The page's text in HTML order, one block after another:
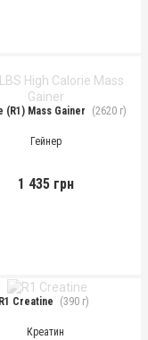
(R1) Mass Gainer (2620 г)
Гейнер
1 435 грн
R1 Creatine (390 г)
Креатин